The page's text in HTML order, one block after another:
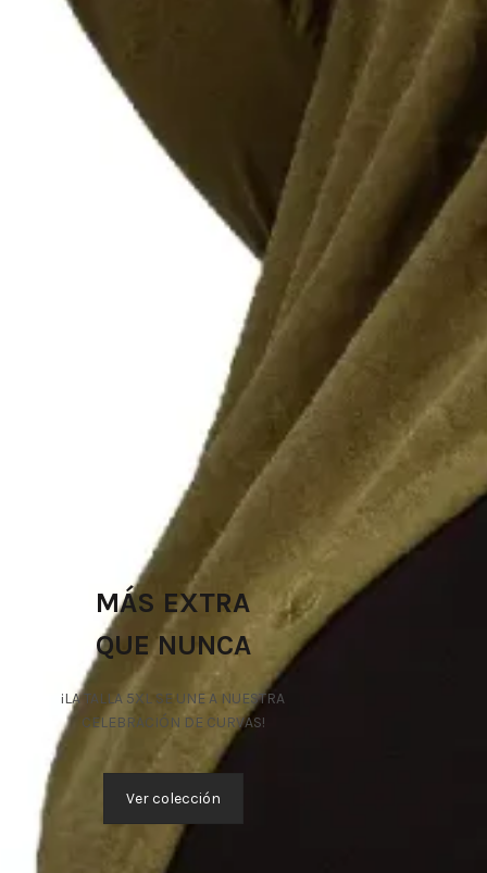
MÁS EXTRA
QUE NUNCA
¡LA TALLA 5XL SE UNE A NUESTRA
CELEBRACIÓN DE CURVAS!
Ver colección